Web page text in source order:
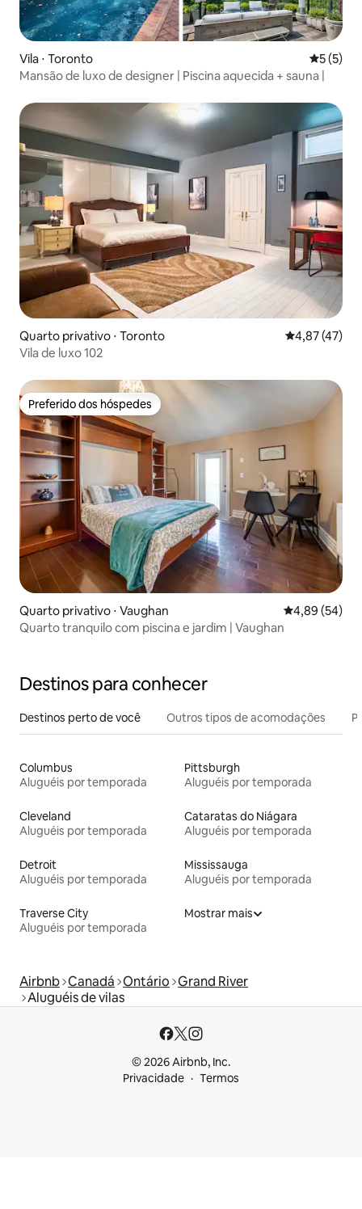
Vila ⋅ Toronto 5 de
5 (5)
Mansão de luxo de designer | Piscina aquecida + sauna |
Quarto privativo ⋅ Toronto 4,87 de uma
4,87 (47)
Vila de luxo 102
Preferido dos hóspedes
Preferido dos hóspedes
Quarto privativo ⋅ Vaughan 4,89 de uma
4,89 (54)
Quarto tranquilo com piscina e jardim | Vaughan
Destinos para conhecer
Destinos perto de você Outros tipos de acomodações
Columbus
Aluguéis por temporada
Pittsburgh
Aluguéis por temporada
Cleveland
Aluguéis por temporada
Cataratas do Niágara
Aluguéis por temporada
Detroit
Aluguéis por temporada
Mississauga
Aluguéis por temporada
Traverse City
Aluguéis por temporada
Mostrar mais
Airbnb Canadá Ontário Grand River
Aluguéis de vilas
© 2026 Airbnb, Inc.
Privacidade
Termos